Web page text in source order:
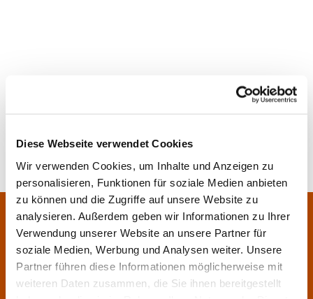
Diese Webseite verwendet Cookies
Wir verwenden Cookies, um Inhalte und Anzeigen zu
personalisieren, Funktionen für soziale Medien anbieten
zu können und die Zugriffe auf unsere Website zu
analysieren. Außerdem geben wir Informationen zu Ihrer
Verwendung unserer Website an unsere Partner für
soziale Medien, Werbung und Analysen weiter. Unsere
Partner führen diese Informationen möglicherweise mit
weiteren Daten zusammen, die Sie ihnen bereitgestellt
Pfarrei Sankt Klara und Franziskus am Main
Zentrales Pfarrbüro:
Im Bangert 8,63450 Hanau
 06181 9230070
pfarrei.klara-franziskus@bistum-fulda.de